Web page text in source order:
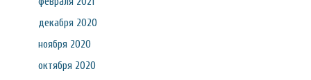
декабря 2020
ноября 2020
октября 2020